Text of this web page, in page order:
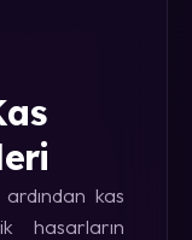
kas
hasarların